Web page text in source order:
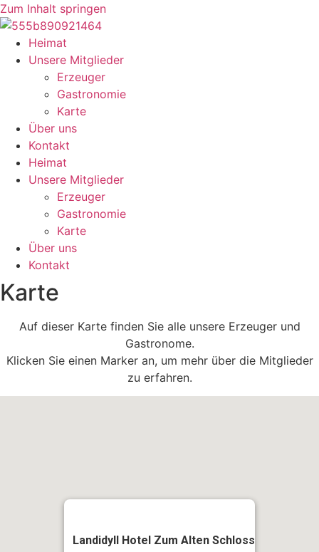
Zum Inhalt springen
Heimat
Unsere Mitglieder
Erzeuger
Gastronomie
Karte
Über uns
Kontakt
Heimat
Unsere Mitglieder
Erzeuger
Gastronomie
Karte
Über uns
Kontakt
Karte
Auf dieser Karte finden Sie alle unsere Erzeuger und
Gastronome.
Klicken Sie einen Marker an, um mehr über die Mitglieder
zu erfahren.
Landidyll Hotel Zum Alten Schloss